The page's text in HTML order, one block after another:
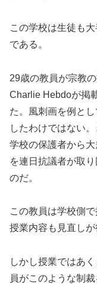
この学校は生徒も
である。
29歳の教員が宗教
Charlie Hebdoが掲
た。風刺画を例と
したわけではない
学校の保護者から
を連日抗議者が取
のだ。
この教員は学校側
授業内容も見直しが
しかし授業ではあ
員がこのような制